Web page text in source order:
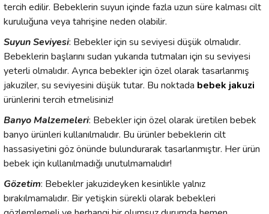
tercih edilir. Bebeklerin suyun içinde fazla uzun süre kalması cilt
kuruluğuna veya tahrişine neden olabilir.
Suyun Seviyesi: Bebekler için su seviyesi düşük olmalıdır.
Bebeklerin başlarını sudan yukarıda tutmaları için su seviyesi
yeterli olmalıdır. Ayrıca bebekler için özel olarak tasarlanmış
jakuziler, su seviyesini düşük tutar. Bu noktada bebek jakuzi
ürünlerini tercih etmelisiniz!
Banyo Malzemeleri: Bebekler için özel olarak üretilen bebek
banyo ürünleri kullanılmalıdır. Bu ürünler bebeklerin cilt
hassasiyetini göz önünde bulundurarak tasarlanmıştır. Her ürün
bebek için kullanılmadığı unutulmamalıdır!
Gözetim: Bebekler jakuzideyken kesinlikle yalnız
bırakılmamalıdır. Bir yetişkin sürekli olarak bebekleri